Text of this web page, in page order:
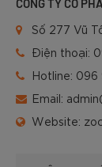
CÔNG TY CỔ
Số 277 Vũ
Điện thoại:
Hotline: 096
Email:
Website: